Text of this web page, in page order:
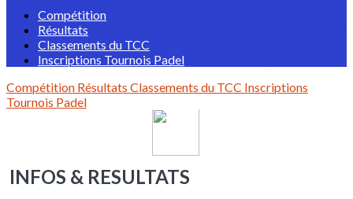
Compétition
Résultats
Classements du TCC
Inscriptions Tournois Padel
Compétition Résultats Classements du TCC Inscriptions
Tournois Padel
INFOS & RESULTATS